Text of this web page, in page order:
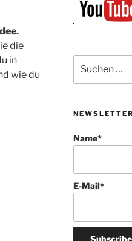
die
in
wie du
nach:
Name*
E-Mail*